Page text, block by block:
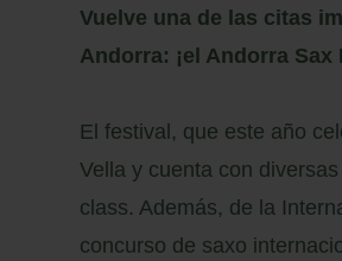
Vuelve una de las citas
Andorra: ¡el Andorra Sax
El festival, que este año
Vella y cuenta con
class. Además, de la
concurso de saxo